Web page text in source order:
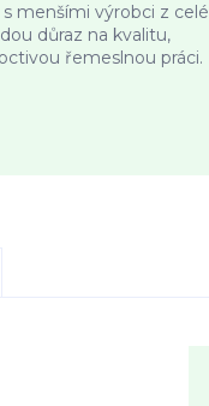
menšími výrobci z celé
důraz na kvalitu,
řemeslnou práci.